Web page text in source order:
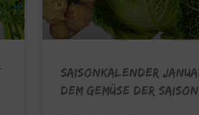
Saisonkalender
dem Gemüse der Saison